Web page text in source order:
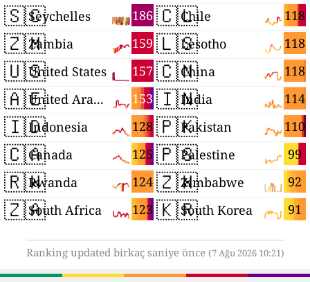
🇸🇨 186
Seychelles
🇿🇲 159
Zambia
🇺🇸 157
United States
🇦🇪 153
United Arab Emirates
🇮🇩 128
Indonesia
🇨🇦 125
Canada
🇷🇼 124
Rwanda
🇿🇦 123
South Africa
🇨🇱 118
Chile
🇱🇸 118
Lesotho
🇨🇳 118
China
🇮🇳 114
India
🇵🇰 110
Pakistan
🇵🇸 99
Palestine
🇿🇼 92
Zimbabwe
🇰🇷 91
South Korea
Ranking updated birkaç saniye önce (7 Ağu 2026 10:21)